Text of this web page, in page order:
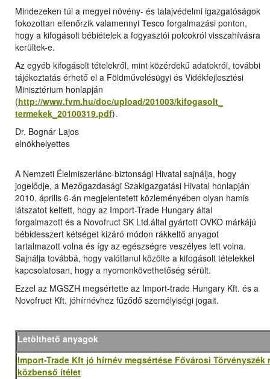
Mindezeken túl a megyei növény- és talajvédelmi igazgatóságok
fokozottan ellenőrzik valamennyi Tesco forgalmazási ponton,
hogy a kifogásolt bébiételek a fogyasztói polcokról visszahívásra
kerültek-e.
Az egyéb kifogásolt tételekről, mint közérdekű adatokról, további
tájékoztatás érhető el a Földművelésügyi és Vidékfejlesztési
Minisztérium honlapján
(http://www.fvm.hu/doc/upload/201003/kifogasolt_
termekek_20100319.pdf).
Dr. Bognár Lajos
elnökhelyettes
A Nemzeti Élelmiszerlánc-biztonsági Hivatal sajnálja, hogy
jogelődje, a Mezőgazdasági Szakigazgatási Hivatal honlapján
2010. április 6-án megjelentetett közleményében olyan hamis
látszatot keltett, hogy az Import-Trade Hungary által
forgalmazott és a Novofruct SK Ltd.által gyártott OVKO márkájú
bébidesszert kétséget kizáró módon rákkeltő anyagot
tartalmazott volna és így az egészségre veszélyes lett volna.
Sajnálja továbbá, hogy valótlanul közölte a kifogásolt tételekkel
kapcsolatosan, hogy a nyomonkövethetőség sérült.
Ezzel az MGSZH megsértette az Import-trade Hungary Kft. és a
Novofruct Kft. jóhírnévhez fűződő személyiségi jogait.
Letölthető anyagok
Import-Trade Kft jó hírnév megsértése Fővárosi Törvényszék
közbenső ítélet